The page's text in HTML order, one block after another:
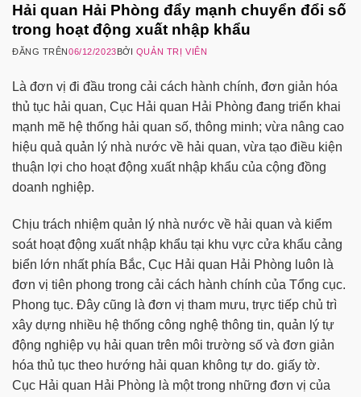
Hải quan Hải Phòng đẩy mạnh chuyển đổi số
trong hoạt động xuất nhập khẩu
ĐĂNG TRÊN06/12/2023BỞI QUẢN TRỊ VIÊN
Là đơn vị đi đầu trong cải cách hành chính, đơn giản hóa
thủ tục hải quan, Cục Hải quan Hải Phòng đang triển khai
mạnh mẽ hệ thống hải quan số, thông minh; vừa nâng cao
hiệu quả quản lý nhà nước về hải quan, vừa tạo điều kiện
thuận lợi cho hoạt động xuất nhập khẩu của cộng đồng
doanh nghiệp.
Chịu trách nhiệm quản lý nhà nước về hải quan và kiểm
soát hoạt động xuất nhập khẩu tại khu vực cửa khẩu cảng
biển lớn nhất phía Bắc, Cục Hải quan Hải Phòng luôn là
đơn vị tiên phong trong cải cách hành chính của Tổng cục.
Phong tục. Đây cũng là đơn vị tham mưu, trực tiếp chủ trì
xây dựng nhiều hệ thống công nghệ thông tin, quản lý tự
động nghiệp vụ hải quan trên môi trường số và đơn giản
hóa thủ tục theo hướng hải quan không tự do. giấy tờ.
Cục Hải quan Hải Phòng là một trong những đơn vị của